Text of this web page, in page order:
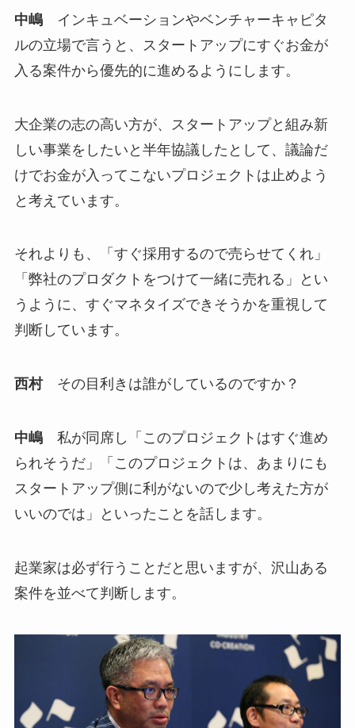
中嶋インキュベーションやベンチャーキャピタ
ルの立場で言うと、スタートアップにすぐお金が
入る案件から優先的に進めるようにします。
大企業の志の高い方が、スタートアップと組み新
しい事業をしたいと半年協議したとして、議論だ
けでお金が入ってこないプロジェクトは止めよう
と考えています。
それよりも、「すぐ採用するので売らせてくれ」
「弊社のプロダクトをつけて一緒に売れる」とい
うように、すぐマネタイズできそうかを重視して
判断しています。
西村その目利きは誰がしているのですか？
中嶋私が同席し「このプロジェクトはすぐ進め
られそうだ」「このプロジェクトは、あまりにも
スタートアップ側に利がないので少し考えた方が
いいのでは」といったことを話します。
起業家は必ず行うことだと思いますが、沢山ある
案件を並べて判断します。